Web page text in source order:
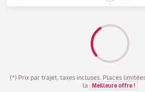
(*) Prix par trajet, taxes incluses. Places
la
Meilleure offre !